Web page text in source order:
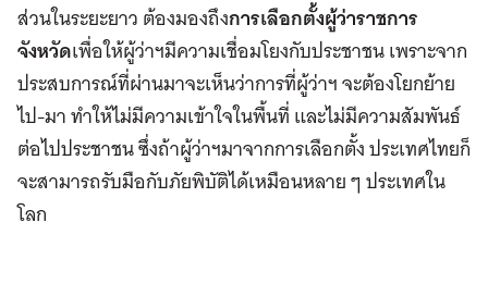
ส่วนในระยะยาว ต้องมองถึงการเลือกตั้งผู้ว่าราชการ
จังหวัดเพื่อให้ผู้ว่าฯมีความเชื่อมโยงกับประชาชน เพราะจาก
ประสบการณ์ที่ผ่านมาจะเห็นว่าการที่ผู้ว่าฯ จะต้องโยกย้าย
ไป-มา ทำให้ไม่มีความเข้าใจในพื้นที่ และไม่มีความสัมพันธ์
ต่อไปประชาชน ซึ่งถ้าผู้ว่าฯมาจากการเลือกตั้ง ประเทศไทยก็
จะสามารถรับมือกับภัยพิบัติได้เหมือนหลาย ๆ ประเทศใน
โลก